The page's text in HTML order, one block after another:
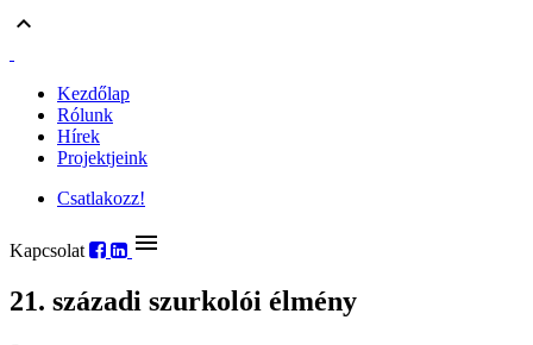
keyboard_arrow_up
Kezdőlap
Rólunk
Hírek
Projektjeink
Csatlakozz!
Kapcsolat menu
21. századi szurkolói élmény